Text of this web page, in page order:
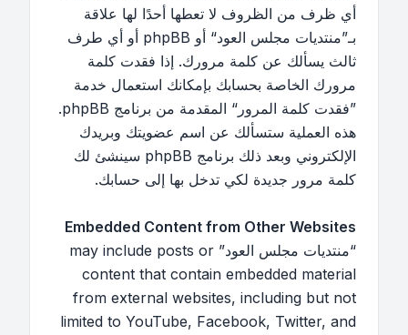
أي ظرف من الظروف لا تعطها أحدًا لها علاقة
بـ”منتديات مجلس العود“ أو phpBB أو أي طرف
ثالث يسألك عن كلمة مرورك. إذا فقدت كلمة
مرورك الخاصة بحسابك بإمكانك استعمال خدمة
”فقدت كلمة المرور“ المقدمة من برنامج phpBB.
هذه العملية ستسألك عن اسم عضويتك وبريدك
الإلكتروني وبعد ذلك برنامج phpBB سينشئ لك
كلمة مرور جديدة لكي تدخل بها إلى حسابك.
Embedded Content from Other Websites
“منتديات مجلس العود” may include posts or
content that contain embedded material
from external websites, including but not
limited to YouTube, Facebook, Twitter, and